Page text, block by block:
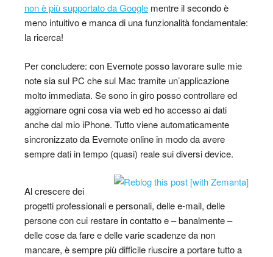
non è più supportato da Google mentre il secondo è
meno intuitivo e manca di una funzionalità fondamentale:
la ricerca!
Per concludere: con Evernote posso lavorare sulle mie
note sia sul PC che sul Mac tramite un’applicazione
molto immediata. Se sono in giro posso controllare ed
aggiornare ogni cosa via web ed ho accesso ai dati
anche dal mio iPhone. Tutto viene automaticamente
sincronizzato da Evernote online in modo da avere
sempre dati in tempo (quasi) reale sui diversi device.
Al crescere dei
progetti professionali e personali, delle e-mail, delle
persone con cui restare in contatto e – banalmente –
delle cose da fare e delle varie scadenze da non
mancare, è sempre più difficile riuscire a portare tutto a